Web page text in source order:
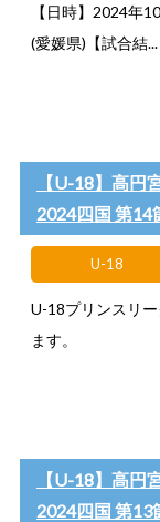
【日時】2024年
(愛媛県)【試合結...
【U-18】高円
2024四国 第14
U-18
U-18プリンスリ
ます。
【U-18】高円
2024四国 第13